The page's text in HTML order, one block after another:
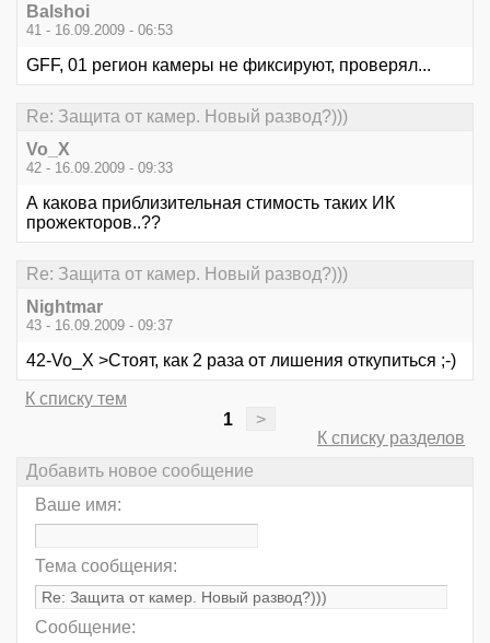
Balshoi
41 - 16.09.2009 - 06:53
GFF, 01 регион камеры не фиксируют, проверял...
Re: Защита от камер. Новый развод?)))
Vo_X
42 - 16.09.2009 - 09:33
А какова приблизительная стимость таких ИК
прожекторов..??
Re: Защита от камер. Новый развод?)))
Nightmar
43 - 16.09.2009 - 09:37
42-Vo_X >Стоят, как 2 раза от лишения откупиться ;-)
К списку тем
1
>
К списку разделов
Добавить новое сообщение
Ваше имя:
Тема сообщения:
Сообщение: